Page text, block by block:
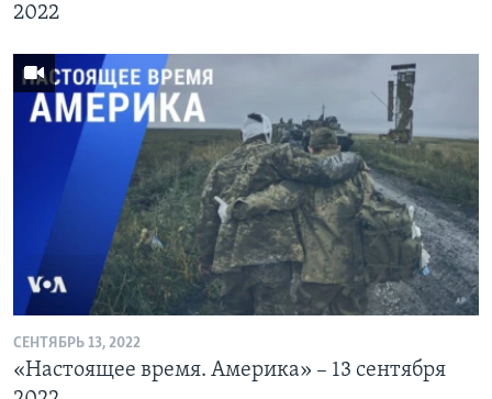
2022
СЕНТЯБРЬ 13, 2022
«Настоящее время. Америка» – 13 сентября